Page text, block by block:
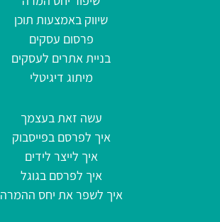
שיווק באמצעות תוכן
פרסום עסקים
בניית אתרים לעסקים
מיתוג דיגיטלי
עשה זאת בעצמך
איך לפרסם בפייסבוק
איך לייצר לידים
איך לפרסם בגוגל
איך לשפר את יחס ההמרה